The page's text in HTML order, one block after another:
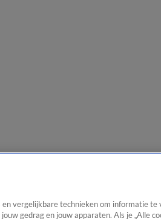
vergelijkbare technieken om informatie te
gedrag en jouw apparaten. Als je „Alle